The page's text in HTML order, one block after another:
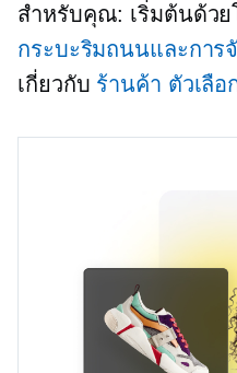
สำหรับคุณ: เริ่มต้นด้ว
กระบะริมถนนและการ
เกี่ยวกับ ร้านค้า ตัวเลือ